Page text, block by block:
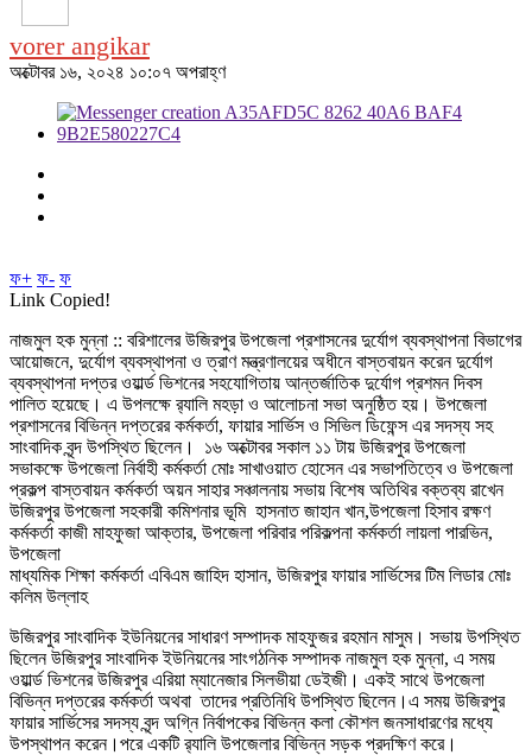
vorer angikar
অক্টোবর ১৬, ২০২৪ ১০:০৭ অপরাহ্ণ
ফ+ ফ- ফ
Link Copied!
নাজমুল হক মুন্না :: বরিশালের উজিরপুর উপজেলা প্রশাসনের দুর্যোগ ব্যবস্থাপনা বিভাগের
আয়োজনে, দুর্যোগ ব্যবস্থাপনা ও ত্রাণ মন্ত্রণালয়ের অধীনে বাস্তবায়ন করেন দুর্যোগ
ব্যবস্থাপনা দপ্তর ওয়ার্ল্ড ভিশনের সহযোগিতায় আন্তর্জাতিক দুর্যোগ প্রশমন দিবস
পালিত হয়েছে। এ উপলক্ষে র‍্যালি মহড়া ও আলোচনা সভা অনুষ্ঠিত হয়। উপজেলা
প্রশাসনের বিভিন্ন দপ্তরের কর্মকর্তা, ফায়ার সার্ভিস ও সিভিল ডিফেন্স এর সদস্য সহ
সাংবাদিক বৃন্দ উপস্থিত ছিলেন। ১৬ অক্টোবর সকাল ১১ টায় উজিরপুর উপজেলা
সভাকক্ষে উপজেলা নির্বাহী কর্মকর্তা মোঃ সাখাওয়াত হোসেন এর সভাপতিত্বে ও উপজেলা
প্রকল্প বাস্তবায়ন কর্মকর্তা অয়ন সাহার সঞ্চালনায় সভায় বিশেষ অতিথির বক্তব্য রাখেন
উজিরপুর উপজেলা সহকারী কমিশনার ভূমি হাসনাত জাহান খান,উপজেলা হিসাব রক্ষণ
কর্মকর্তা কাজী মাহফুজা আক্তার, উপজেলা পরিবার পরিকল্পনা কর্মকর্তা লায়লা পারভিন,
উপজেলা
মাধ্যমিক শিক্ষা কর্মকর্তা এবিএম জাহিদ হাসান, উজিরপুর ফায়ার সার্ভিসের টিম লিডার মোঃ
কলিম উল্লাহ
উজিরপুর সাংবাদিক ইউনিয়নের সাধারণ সম্পাদক মাহফুজর রহমান মাসুম। সভায় উপস্থিত
ছিলেন উজিরপুর সাংবাদিক ইউনিয়নের সাংগঠনিক সম্পাদক নাজমুল হক মুন্না, এ সময়
ওয়ার্ল্ড ভিশনের উজিরপুর এরিয়া ম্যানেজার সিলভীয়া ডেইজী। একই সাথে উপজেলা
বিভিন্ন দপ্তরের কর্মকর্তা অথবা তাদের প্রতিনিধি উপস্থিত ছিলেন।এ সময় উজিরপুর
ফায়ার সার্ভিসের সদস্য বৃন্দ অগ্নি নির্বাপকের বিভিন্ন কলা কৌশল জনসাধারণের মধ্যে
উপস্থাপন করেন।পরে একটি র‍্যালি উপজেলার বিভিন্ন সড়ক প্রদক্ষিণ করে।